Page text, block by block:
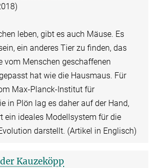
leben, gibt es auch Mäuse. Es
ein anderes Tier zu finden, das
vom Menschen geschaffenen
hat wie die Hausmaus. Für
Max-Planck-Institut für
in Plön lag es daher auf der Hand,
ein ideales Modellsystem für die
darstellt. (Artikel in Englisch)
Kauzeköpp